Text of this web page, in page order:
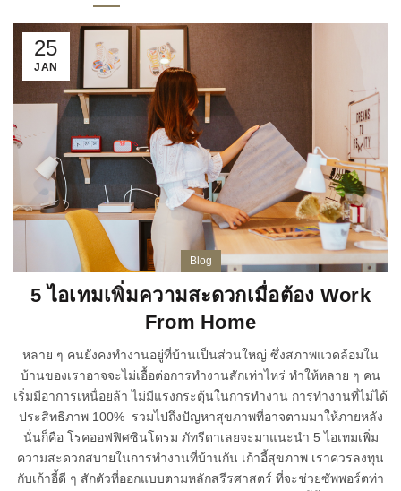
25
JAN
Blog
5 ไอเทมเพิ่มความสะดวกเมื่อต้อง Work
From Home
หลาย ๆ คนยังคงทำงานอยู่ที่บ้านเป็นส่วนใหญ่ ซึ่งสภาพแวดล้อมใน
บ้านของเราอาจจะไม่เอื้อต่อการทำงานสักเท่าไหร่ ทำให้หลาย ๆ คน
เริ่มมีอาการเหนื่อยล้า ไม่มีแรงกระตุ้นในการทำงาน การทำงานที่ไม่ได้
ประสิทธิภาพ 100% รวมไปถึงปัญหาสุขภาพที่อาจตามมาให้ภายหลัง
นั่นก็คือ โรคออฟฟิศซินโดรม ภัทรีดาเลยจะมาแนะนำ 5 ไอเทมเพิ่ม
ความสะดวกสบายในการทำงานที่บ้านกัน เก้าอี้สุขภาพ เราควรลงทุน
กับเก้าอี้ดี ๆ สักตัวที่ออกแบบตามหลักสรีรศาสตร์ ที่จะช่วยซัพพอร์ตท่า